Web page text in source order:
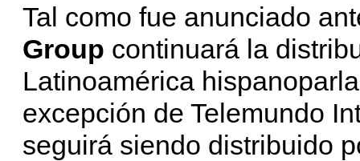
Tal como fue anunciado
Group continuará la
Latinoamérica
excepción de Telemundo
seguirá siendo distribuido